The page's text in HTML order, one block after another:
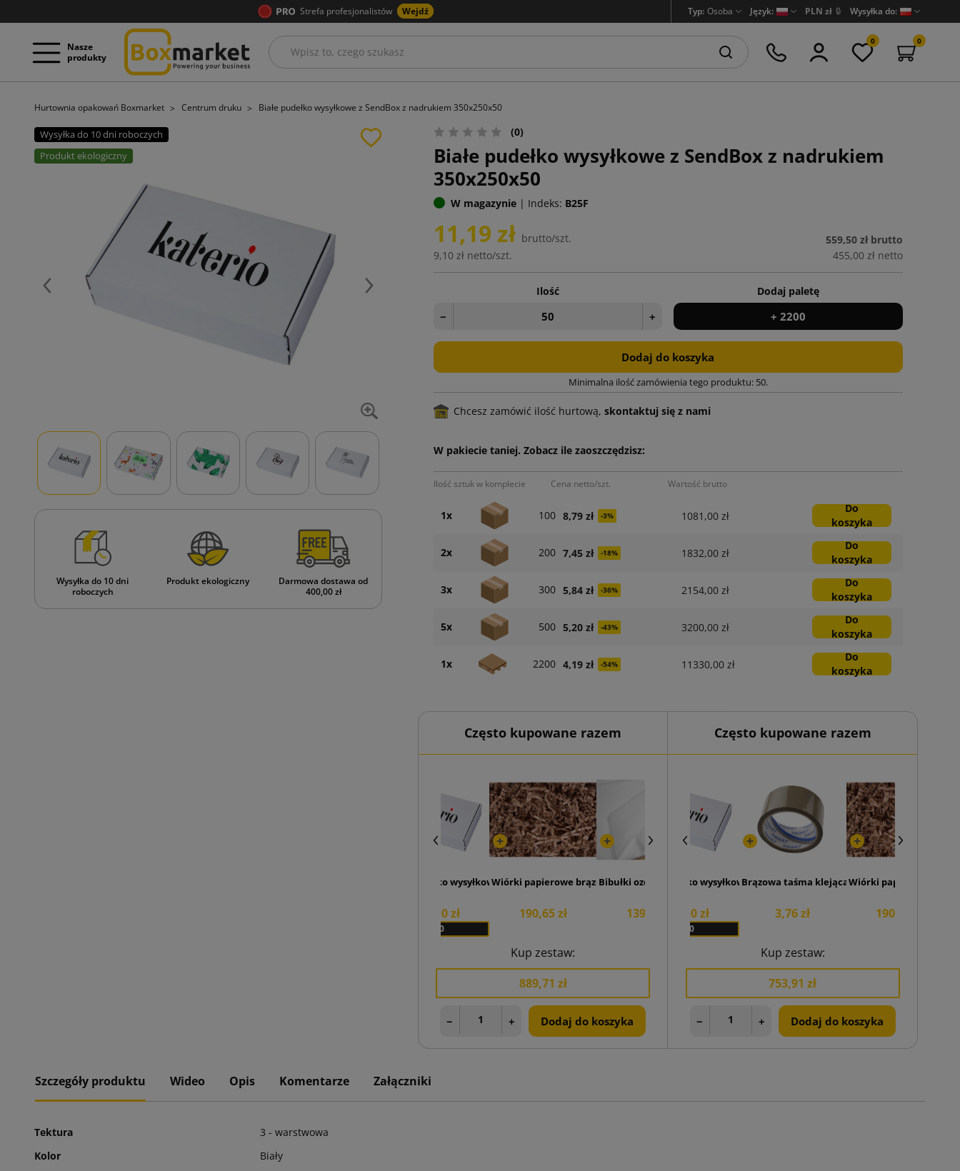
Strefa profesjonalistów Wejdź Typ: Osoba Język: PLN zł 🔒 Wysyłka do:
Nasze
produkty
0 0
Hurtownia opakowań Boxmarket Centrum druku Białe pudełko wysyłkowe z SendBox z nadrukiem 350x250x50
Wysyłka do 10 dni roboczych
Produkt ekologiczny
Poprzedni Następny
Wysyłka do 10 dni
roboczych
Produkt ekologiczny
Darmowa dostawa od
400,00 zł
(0)
Białe pudełko wysyłkowe z SendBox z nadrukiem
350x250x50
W magazynie| Indeks: B25F
11,19 zł brutto/szt.
9,10 zł netto/szt.
559,50 zł brutto
455,00 zł netto
Ilość
− +
Dodaj paletę
+ 2200
Dodaj do koszyka
Minimalna ilość zamówienia tego produktu: 50.
Chcesz zamówić ilość hurtową, skontaktuj się z nami
W pakiecie taniej. Zobacz ile zaoszczędzisz:
Ilość sztuk w komplecie Cena netto/szt. Wartość brutto
1x 100 8,79 zł -3% 1081,00 zł
Do
koszyka
2x 200 7,45 zł -18% 1832,00 zł
Do
koszyka
3x 300 5,84 zł -36% 2154,00 zł
Do
koszyka
5x 500 5,20 zł -43% 3200,00 zł
Do
koszyka
1x 2200 4,19 zł -54% 11330,00 zł
Do
koszyka
Często kupowane razem
Białe pudełko wysyłkowe z SendBox z nadrukiem 350x250x50
559,50 zł
x 50
Wiórki papierowe brązowy 6kg
190,65 zł
Bibułki ozdobne do pakowania białe (opakowanie 240szt.)
139,56 zł
Kup zestaw:
889,71 zł
− + Dodaj do koszyka
Często kupowane razem
Białe pudełko wysyłkowe z SendBox z nadrukiem 350x250x50
559,50 zł
x 50
Brązowa taśma klejąca SMART Akryl 48/50
3,76 zł
Wiórki papierowe
190,65 zł
Kup zestaw:
753,91 zł
− + Dodaj do koszyka
Szczegóły produktu Wideo Opis Komentarze Załączniki
Tektura
3 - warstwowa
Kolor
Biały